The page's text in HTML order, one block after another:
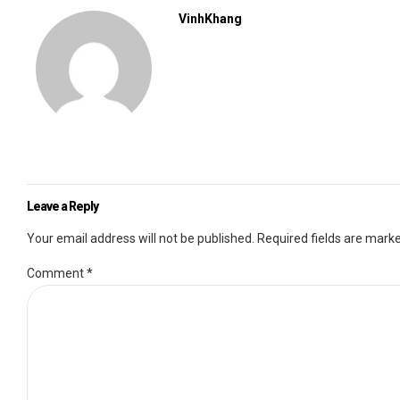
VinhKhang
Leave a Reply
Your email address will not be published. Required fields are
Comment*